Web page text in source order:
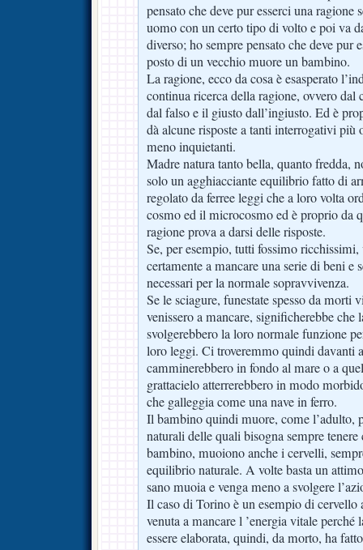
pensato che deve pur esserci una ragione
uomo con un certo tipo di volto e poi va
diverso; ho sempre pensato che deve pur
posto di un vecchio muore un bambino.
La ragione, ecco da cosa è esasperato
continua ricerca della ragione, ovvero dal
dal falso e il giusto dall’ingiusto. Ed è
dà alcune risposte a tanti interrogativi più
meno inquietanti.
Madre natura tanto bella, quanto fredda,
solo un agghiacciante equilibrio fatto di
regolato da ferree leggi che a loro volta
cosmo ed il microcosmo ed è proprio da
ragione prova a darsi delle risposte.
Se, per esempio, tutti fossimo ricchissimi,
certamente a mancare una serie di beni
necessari per la normale sopravvivenza.
Se le sciagure, funestate spesso da morti
venissero a mancare, significherebbe
svolgerebbero la loro normale funzione
loro leggi. Ci troveremmo quindi davanti
camminerebbero in fondo al mare o a
grattacielo atterrerebbero in modo
che galleggia come una nave in ferro.
Il bambino quindi muore, come l’adulto,
naturali delle quali bisogna sempre
bambino, muoiono anche i cervelli,
equilibrio naturale. A volte basta un
sano muoia e venga meno a svolgere
Il caso di Torino è un esempio di cervello
venuta a mancare l ’energia vitale perché
essere elaborata, quindi, da morto, ha